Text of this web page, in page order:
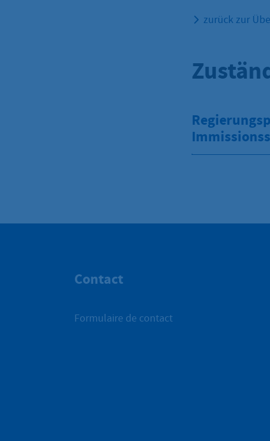
zurück zur
Contact
Formulaire de contact